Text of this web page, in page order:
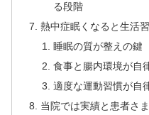
る段階
熱中症眠くなると生活
睡眠の質が整えの鍵
食事と腸内環境が自
適度な運動習慣が自
当院では実績と患者さ